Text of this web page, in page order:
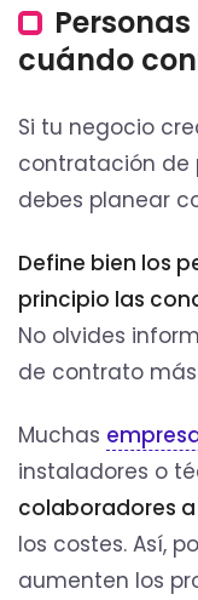
cuándo
Si tu negocio
contratación de
debes planear
Define bien los
principio las
No olvides
de contrato
Muchas
instaladores o
colaboradores
los costes. Así,
aumenten los